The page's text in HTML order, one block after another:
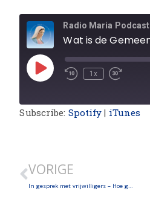
Radio Maria Podcast
1x
Subscribe: Spotify | iTunes
VORIGE
In gesprek met vrijwilligers – Hoe geloof een jongen liet blijven zwemmen om het leven van zijn familie te redden – Wie was de heilige Peregrinus?